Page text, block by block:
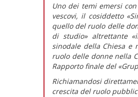
Uno dei temi emersi
vescovi, il cosiddetto
quello del ruolo delle
di studio» altrettante
sinodale della Chiesa e
ruolo delle donne nella
Rapporto finale del
Richiamandosi
crescita del ruolo